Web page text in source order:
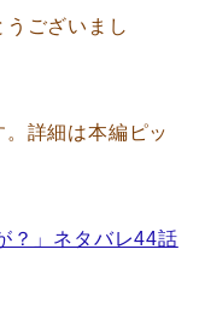
ございまし
詳細は本編ピッ
？」ネタバレ44話